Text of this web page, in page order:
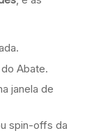
Abate.
janela de
spin-offs da